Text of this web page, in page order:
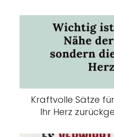
Kraftvolle Sätze
Ihr Herz